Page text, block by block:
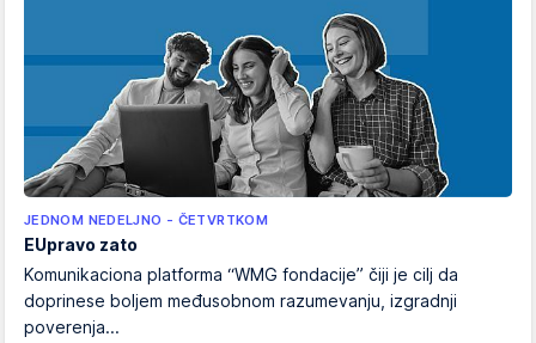
JEDNOM NEDELJNO - ČETVRTKOM
EUpravo zato
Komunikaciona platforma “WMG fondacije” čiji je cilj da
doprinese boljem međusobnom razumevanju, izgradnji
poverenja...